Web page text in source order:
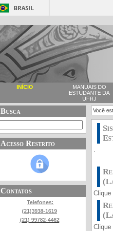
BRASIL
INÍCIO
MANUAIS DO
ESTUDANTE DA
UFRJ
Busca
Acesso Restrito
Contatos
Telefones:
(21)3938-1619
(21) 99782-4462
Você
.
Clique
Clique